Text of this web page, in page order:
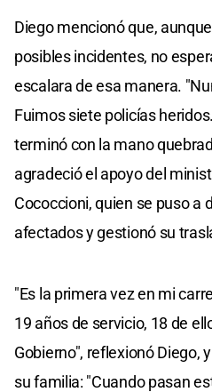
Diego mencionó que,
posibles incidentes, no
escalara de esa manera.
Fuimos siete policías
terminó con la mano
agradeció el apoyo del
Cococcioni, quien se puso a
afectados y gestionó su
"Es la primera vez en mi
19 años de servicio, 18 de
Gobierno", reflexionó Diego,
su familia: "Cuando pasan